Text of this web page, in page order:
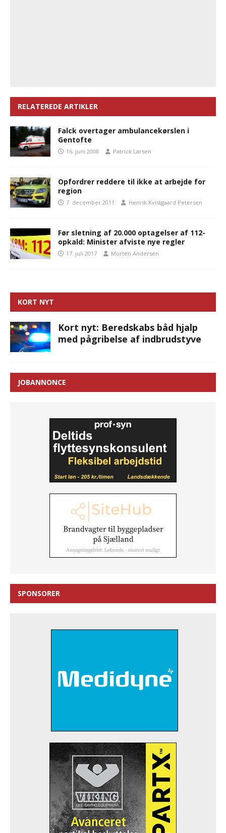
RELATEREDE ARTIKLER
Falck overtager ambulancekørslen i
Gentofte
16. juni 2008 Patrick Larsen
Opfordrer reddere til ikke at arbejde for
region
7. december 2011 Henrik Kvistgaard Petersen
Før sletning af 20.000 optagelser af 112-
opkald: Minister afviste nye regler
17. juli 2017 Morten Andersen
KORT NYT
Kort nyt: Beredskabs båd hjalp
med pågribelse af indbrudstyve
JOBANNONCE
SPONSORER